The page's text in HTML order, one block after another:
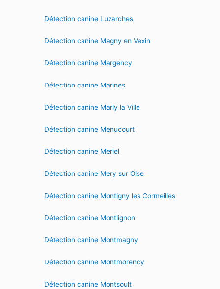
Détection canine Luzarches
Détection canine Magny en Vexin
Détection canine Margency
Détection canine Marines
Détection canine Marly la Ville
Détection canine Menucourt
Détection canine Meriel
Détection canine Mery sur Oise
Détection canine Montigny les Cormeilles
Détection canine Montlignon
Détection canine Montmagny
Détection canine Montmorency
Détection canine Montsoult